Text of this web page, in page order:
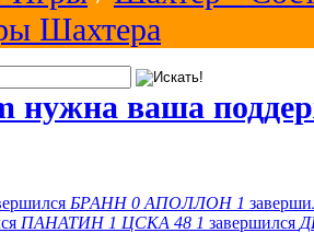
Шахтера
нужна ваша
БРАНН 0 АПОЛЛОН 1
ПАНАТИН 1 ЦСКА 48 1 завершился